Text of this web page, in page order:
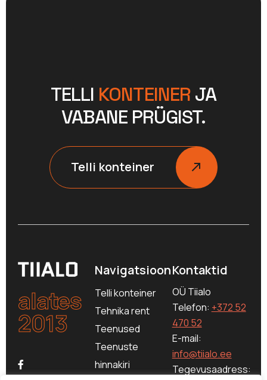
TELLI KONTEINERJA
VABANE PRÜGIST.
Telli konteiner
alates
2013
Navigatsioon
Telli konteiner
Tehnika rent
Teenused
Teenuste
hinnakiri
Kontaktid
OÜ Tiialo
Telefon: +372 52
470 52
E-mail:
info@tiialo.ee
Tegevusaadress: